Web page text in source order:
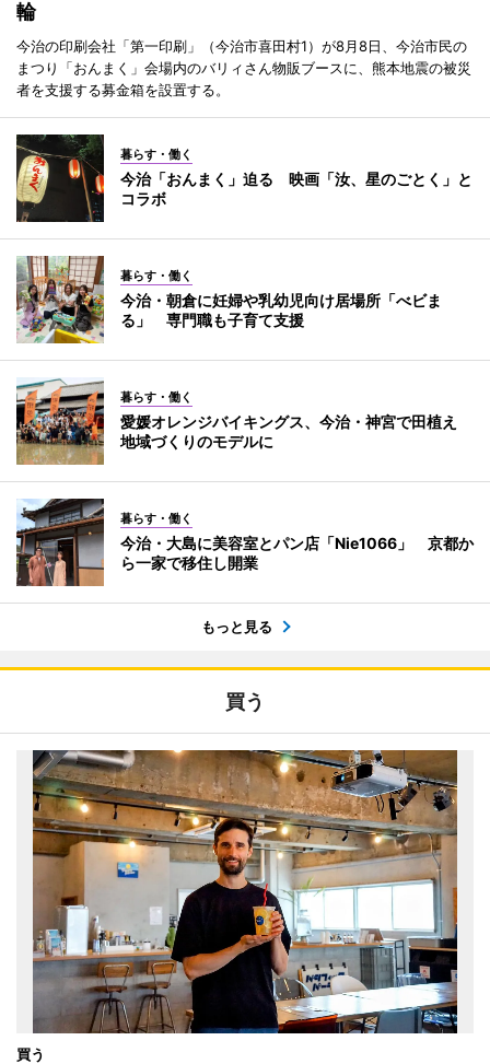
輪
今治の印刷会社「第一印刷」（今治市喜田村1）が8月8日、今治市民の
まつり「おんまく」会場内のバリィさん物販ブースに、熊本地震の被災
者を支援する募金箱を設置する。
暮らす・働く
今治「おんまく」迫る 映画「汝、星のごとく」と
コラボ
暮らす・働く
今治・朝倉に妊婦や乳幼児向け居場所「べビま
る」 専門職も子育て支援
暮らす・働く
愛媛オレンジバイキングス、今治・神宮で田植え
地域づくりのモデルに
暮らす・働く
今治・大島に美容室とパン店「Nie1066」 京都か
ら一家で移住し開業
もっと見る
買う
買う